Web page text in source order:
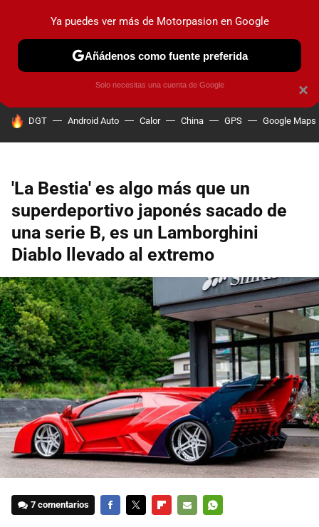
PRUEBAS COCHES ELÉCTRICOS OBSERVATORIO
HOY SE HABLA DE
DGT Android Auto Calor China GPS Google Maps
'La Bestia' es algo más que un
superdeportivo japonés sacado de
una serie B, es un Lamborghini
Diablo llevado al extremo
7 comentarios
×
Ya puedes ver más de Motorpasion en Google
Añádenos como fuente preferida
Solo necesitas una cuenta de Google